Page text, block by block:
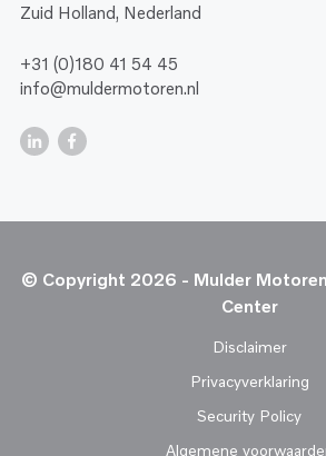
Zuid Holland, Nederland
+31 (0)180 41 54 45
info@muldermotoren.nl
© Copyright 2026 - Mulder Motoren
Center
Disclaimer
Privacyverklaring
Security Policy
Algemene